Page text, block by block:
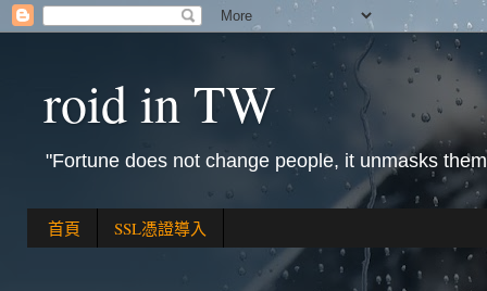
roid in TW
"Fortune does not change people, it unmasks
首頁 SSL憑證導入